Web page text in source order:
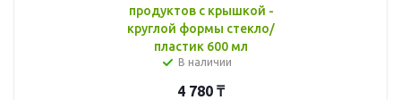
продуктов с крышкой -
круглой формы стекло/
пластик 600 мл
В наличии
4 780 ₸